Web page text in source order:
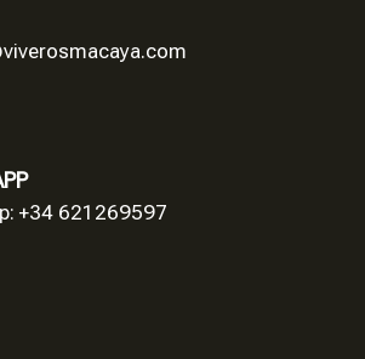
+34 621269597